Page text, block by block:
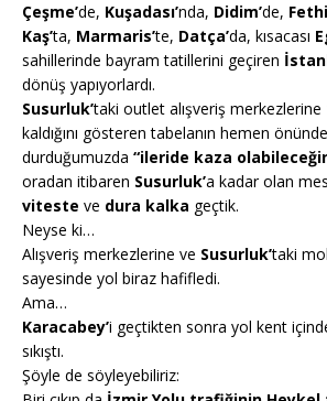
Çeşme’de, Kuşadası’nda, Didim’de,
Kaş’ta, Marmaris’te, Datça’da, kısacası
sahillerinde bayram tatillerini geçiren
dönüş yapıyorlardı.
Susurluk’taki outlet alışveriş
kaldığını gösteren tabelanın hemen
durduğumuzda “ileride kaza
oradan itibaren Susurluk’a kadar olan
viteste ve dura kalka geçtik.
Neyse ki…
Alışveriş merkezlerine ve Susurluk’taki
sayesinde yol biraz hafifledi.
Ama…
Karacabey’i geçtikten sonra yol kent
sıkıştı.
Şöyle de söyleyebiliriz: